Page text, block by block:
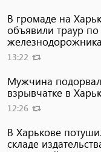
В громаде на
объявили траур
13:22
Мужчина
взрывчатке в
12:26
В Харькове
складе